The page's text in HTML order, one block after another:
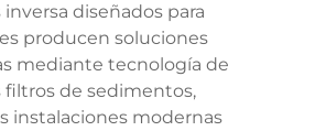
diseñados para
producen soluciones
mediante tecnología de
filtros de sedimentos,
instalaciones modernas